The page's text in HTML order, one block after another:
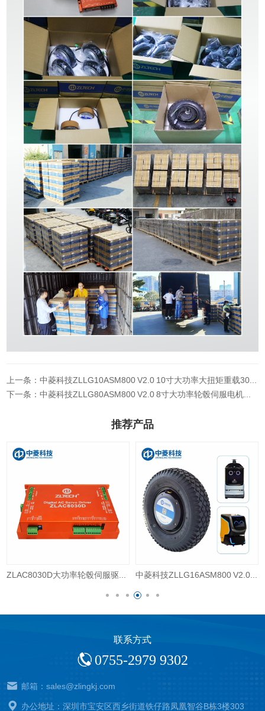
上一条：中菱科技ZLLG10ASM800 V2.0 10寸大功率大扭矩重载300KG轮毂伺服电机AGV机器人低速稳定
下一条：中菱科技ZLLG80ASM800 V2.0 8寸大功率轮毂伺服电机大扭矩AGV机器人专用支持定制
推荐产品
ZLAC8030D大功率轮毂伺服驱动器CANopen/RS485通讯 中菱科技ZLLG16ASM800 V2.0 16寸室外机器人伺服轮毂电机直流驱动器内置编码器
联系方式
0755-2979 9302
邮箱：sales@zlingkj.com
办公地址：深圳市宝安区西乡街道铁仔路凤凰智谷B栋3楼303